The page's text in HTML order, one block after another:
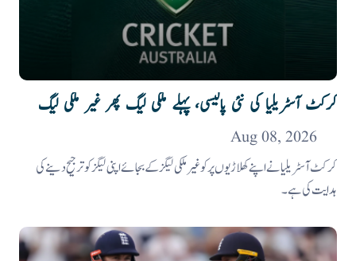
کرکٹ آسٹریلیا کی نئی پالیسی، پہلے ملکی لیگ پھر غیر ملکی لیگ
Aug 08, 2026
کرکٹ آسٹریلیا نے اپنے کھلاڑیوں پر کو غیر ملکی لیگز کے بجائے اپنی لیگز کو ترجیح دینے کی
ہدایت کی ہے۔